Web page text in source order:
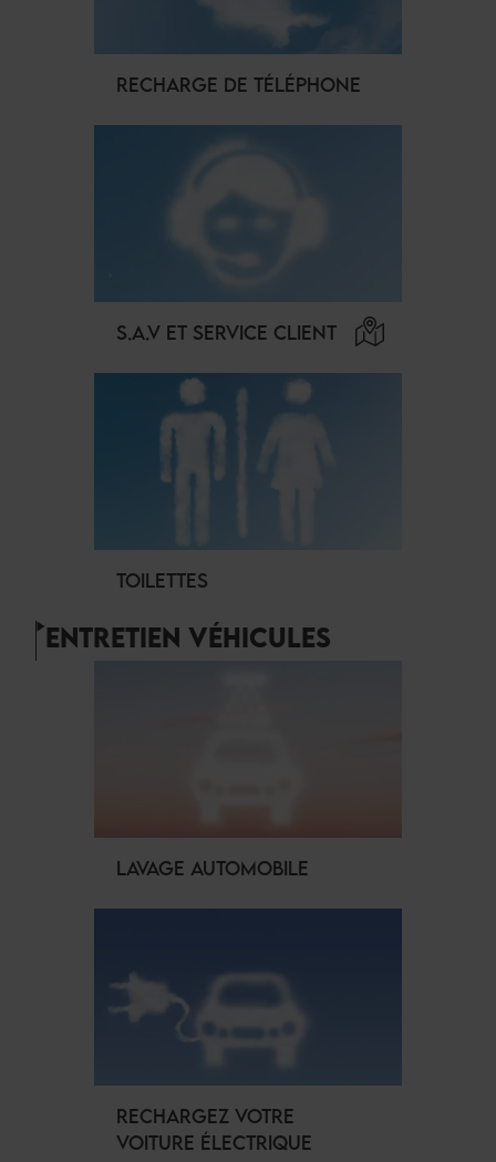
RECHARGE DE TÉLÉPHONE
S.A.V ET SERVICE CLIENT
TOILETTES
ENTRETIEN VÉHICULES
LAVAGE AUTOMOBILE
RECHARGEZ VOTRE
VOITURE ÉLECTRIQUE